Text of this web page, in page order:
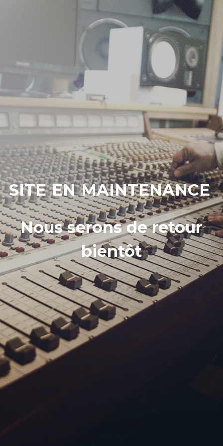
SITE EN MAINTENANCE
Nous serons de retour
bientôt